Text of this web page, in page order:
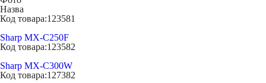
Назва
Код товара:123581
Sharp MX-C250F
Код товара:123582
Sharp MX-C300W
Код товара:127382